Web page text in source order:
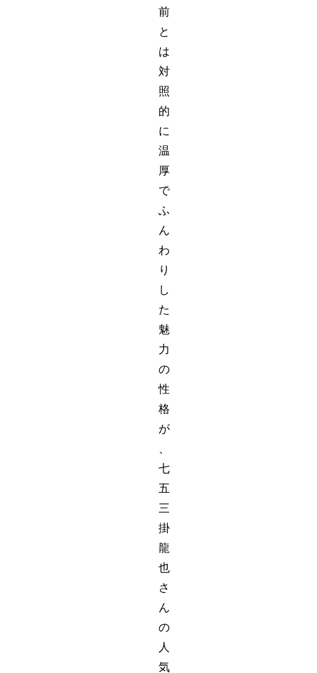
前
と
は
対
照
的
に
温
厚
で
ふ
ん
わ
り
し
た
魅
力
の
性
格
が
七
五
三
掛
龍
也
さ
ん
の
人
気